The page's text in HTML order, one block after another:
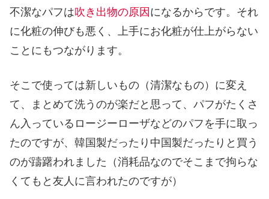
不潔なパフは吹き出物の原因 になるからです。それ
に化粧の伸びも悪く、上手にお化粧が仕上がらない
ことにもつながります。
そこで使っては新しいもの（清潔なもの）に変え
て、まとめて洗うのが楽だと思って、パフがたくさ
ん入っているロージーローザなどのパフを手に取っ
たのですが、韓国製だったり中国製だったりと買う
のが躊躇われました（消耗品なのでそこまで拘らな
くてもと友人に言われたのですが）